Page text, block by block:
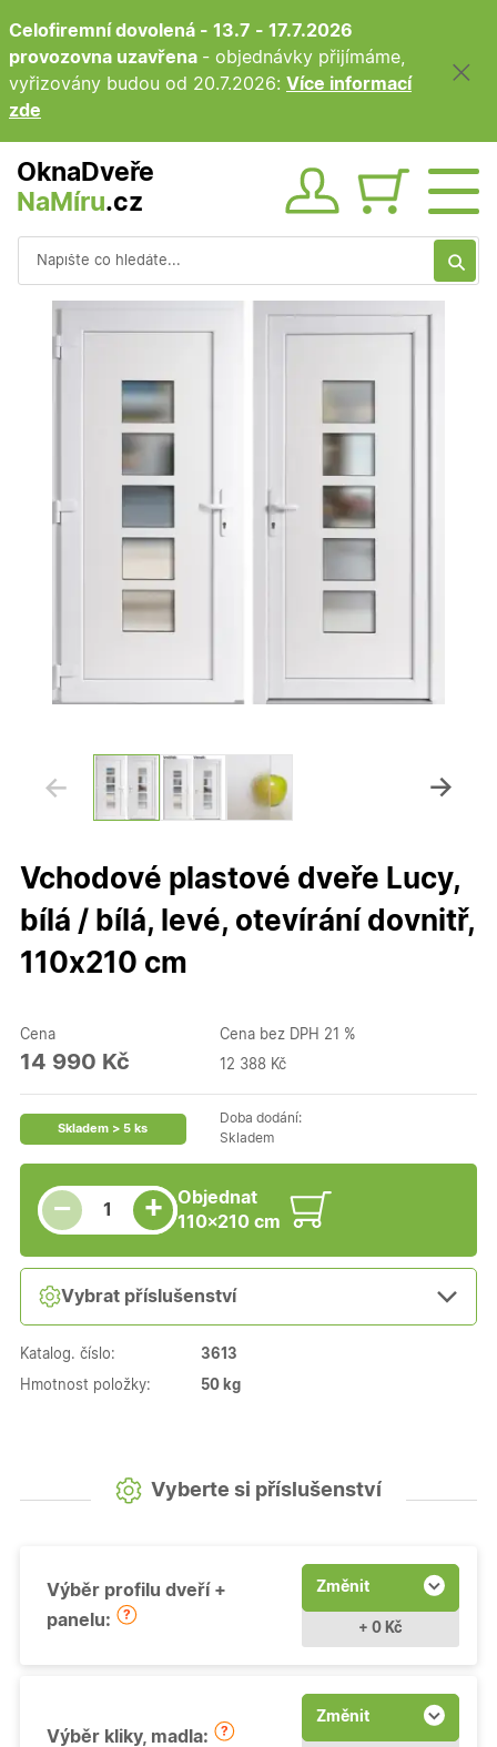
Celofiremní dovolená - 13.7 - 17.7.2026
provozovna uzavřena - objednávky přijímáme,
vyřizovány budou od 20.7.2026: Více informací
zde
OknaDveře
NaMíru.cz Obsah
Vyhledávání
Vchodové plastové dveře Lucy,
bílá / bílá, levé, otevírání dovnitř,
110x210 cm
Cena
14 990 Kč
Cena bez DPH 21 %
12 388 Kč
Skladem > 5 ks
Doba dodání:
Skladem
−
Snížit množství
Počet kusů +
Zvýšit množství
Objednat
110×210 cm
Vybrat příslušenství
Katalog. číslo: 3613
Hmotnost položky: 50 kg
Vyberte si příslušenství
Výběr profilu dveří +
panelu:
Změnit
+ 0 Kč
Výběr kliky, madla:
Změnit